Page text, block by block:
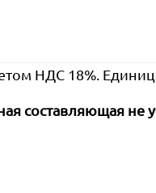
НДС 18%.
составляющая не